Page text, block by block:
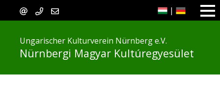
|
Ungarischer Kulturverein Nürnberg e.V.
Nürnbergi Magyar Kultúregyesület